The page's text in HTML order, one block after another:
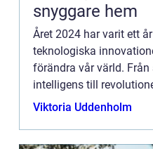
snyggare hem
Året 2024 har varit ett
teknologiska
förändra vår värld.
intelligens till
kommer dessa framste...
Viktoria Uddenholm